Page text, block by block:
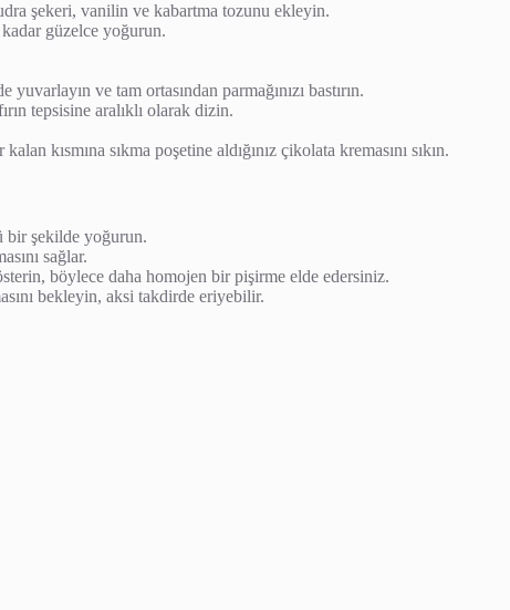
şekeri, vanilin ve kabartma tozunu ekleyin.
güzelce yoğurun.
ve tam ortasından parmağınızı bastırın.
tepsisine aralıklı olarak dizin.
kısmına sıkma poşetine aldığınız çikolata kremasını sıkın.
bir şekilde yoğurun.
sağlar.
böylece daha homojen bir pişirme elde edersiniz.
bekleyin, aksi takdirde eriyebilir.